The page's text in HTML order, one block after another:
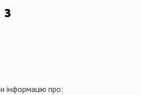
інформацію про: